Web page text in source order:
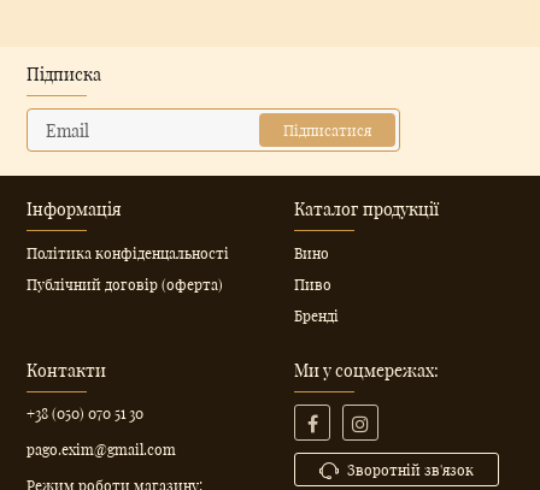
Підписка
Підписатися
Інформація
Політика конфіденцальності
Публічний договір (оферта)
Каталог продукції
Вино
Пиво
Бренді
Контакти
+38 (050) 070 51 30
pago.exim@gmail.com
Режим роботи магазину:
Ми у соцмережах:
Зворотній зв'язок